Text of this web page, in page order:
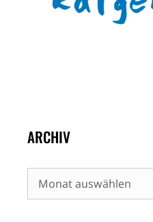
ARCHIV
Archiv